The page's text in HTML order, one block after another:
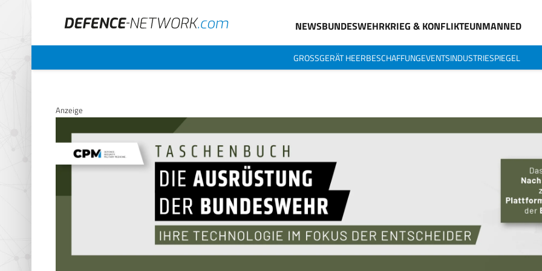
NEWSBUNDESWEHRKRIEG & KONFLIKTEUNMANNED
GROSSGERÄT HEERBESCHAFFUNGEVENTSINDUSTRIESPIEGEL
Anzeige